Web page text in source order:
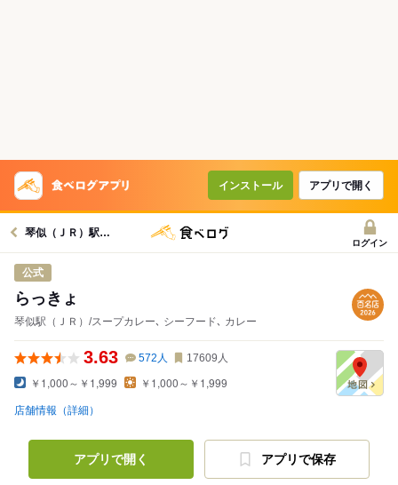
インストール アプリで開く
琴似（ＪＲ）駅グルメへ
ログイン
公式
らっきょ
琴似駅（ＪＲ）/スープカレー､ シーフード､ カレー
3.63 572 人 17609 人
￥1,000～￥1,999 ￥1,000～￥1,999
店舗情報（詳細）
アプリで開く アプリで保存